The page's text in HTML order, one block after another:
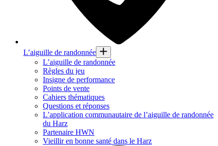
L’aiguille de randonnée
L’aiguille de randonnée
Règles du jeu
Insigne de performance
Points de vente
Cahiers thématiques
Questions et réponses
L’application communautaire de l’aiguille de randonnée
du Harz
Partenaire HWN
Vieillir en bonne santé dans le Harz